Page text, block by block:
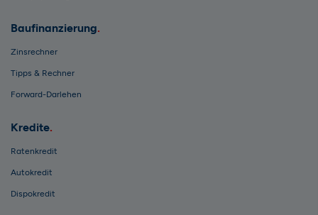
Baufinanzierung
Zinsrechner
Tipps & Rechner
Forward-Darlehen
Kredite
Ratenkredit
Autokredit
Dispokredit